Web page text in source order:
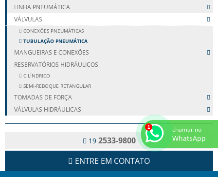
LINHA PNEUMÁTICA
VÁLVULAS
CONEXÕES PNEUMÁTICAS
TUBULAÇÃO PNEUMÁTICA
MANGUEIRAS E CONEXÕES
RESERVATÓRIOS HIDRÁULICOS
CILÍNDRICO
SEMI-REBOQUE RETANGULAR
TOMADAS DE FORÇA
VÁLVULAS HIDRÁULICAS
19 2533-9800
ENTRE EM CONTATO
chamar no
WhatsApp